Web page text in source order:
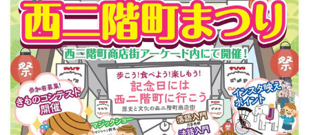
パピーレッスン
スターターレッスン
ドッグスポーツ
ドッグホテル